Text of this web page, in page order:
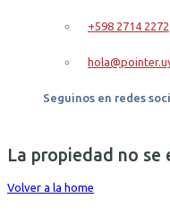
+598 2714 2272
Seguinos en redes
La propiedad no se
Volver a la home